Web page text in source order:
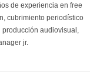
de experiencia en free
cubrimiento periodístico
producción audiovisual,
jr.